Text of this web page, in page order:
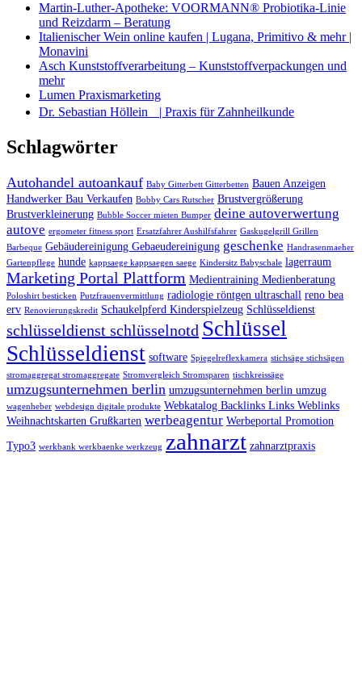
Martin-Luther-Apotheke: VOORMANN® Probiotika-Linie
und Reizdarm – Beratung
Italienischer Wein online kaufen | Lugana, Primitivo & mehr |
Monavini
Asch Kunststoffverarbeitung – Kunststoffverpackungen und
mehr
Lumen Praxismarketing
Dr. Sebastian Höllein | Praxis für Zahnheilkunde
Schlagwörter
Autohandel autoankauf Baby Gitterbett Gitterbetten Bauen Anzeigen
Handwerker Bau Verkaufen Bobby Cars Rutscher Brustvergrößerung
Brustverkleinerung Bubble Soccer mieten Bumper deine autoverwertung
autove ergometer fitness sport Ersatzfahrer Aushilfsfahrer Gaskugelgrill Grillen
Barbeque Gebäudereinigung Gebaeudereinigung geschenke Handrasenmaeher
Gartenpflege hunde kappsaege kappsaegen saege Kindersitz Babyschale lagerraum
Marketing Portal Plattform Medientraining Medienberatung
Poloshirt besticken Putzfrauenvermittlung radiologie röntgen ultraschall reno bea
erv Renovierungskredit Schaukelpferd Kinderspielzeug Schlüsseldienst
schlüsseldienst schlüsselnotd Schlüssel
Schlüsseldienst software Spiegelreflexkamera stichsäge stichsägen
stromaggregat stromaggregate Stromvergleich Stromsparen tischkreissäge
umzugsunternehmen berlin umzugsunternehmen berlin umzug
wagenheber webdesign digitale produkte Webkatalog Backlinks Links Weblinks
Weihnachtskarten Grußkarten werbeagentur Werbeportal Promotion
Typo3 werkbank werkbaenke werkzeug zahnarzt zahnarztpraxis